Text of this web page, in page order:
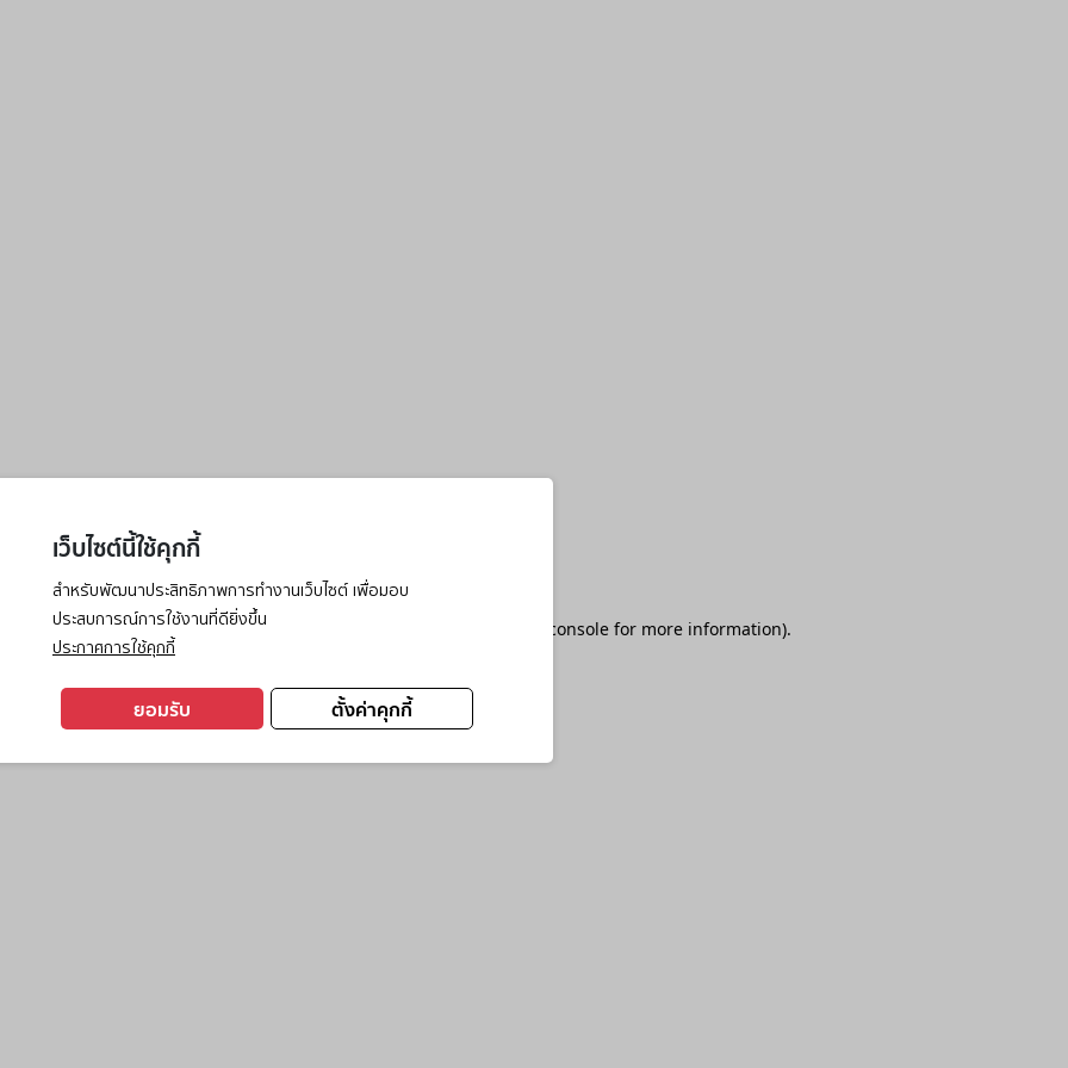
เว็บไซต์นี้ใช้คุกกี้
สำหรับพัฒนาประสิทธิภาพการทำงานเว็บไซต์ เพื่อมอบ
ประสบการณ์การใช้งานที่ดียิ่งขึ้น
ประกาศการใช้คุกกี้
ตั้งค่าคุกกี้
ยอมรับ
has occurred while loading browser console for more information).